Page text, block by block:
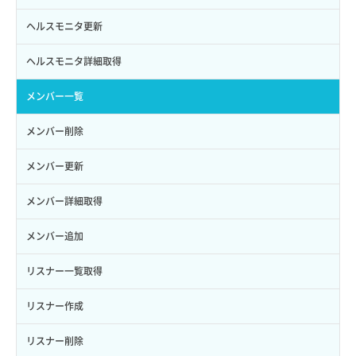
ロールからパーミッションを紐づけ解除
ロールにパーミッションを紐づけ
ロール一覧取得
ロール作成
ロール削除
ロール更新
ロール詳細取得
サーバーに紐づくアドレス取得
サーバーに紐づくアドレス取得（ネットワーク指定）
サーバーに紐づくセキュリティグループ取得
サーバープラン一覧取得
サーバープラン変更
サーバープラン詳細一覧取得
サーバープラン詳細取得
サーバーメタデータ取得
サーバーメタデータ更新（ネームタグ変更）
サーバー一覧取得
セキュリティグループ ルール詳細取得
セキュリティグループ一覧取得
セキュリティグループ作成
セキュリティグループ削除
セキュリティグループ更新
セキュリティグループ詳細取得
ネットワーク一覧取得
ネットワーク作成（ローカルネットワーク用）
ネットワーク削除（ローカルネットワーク用）
ネットワーク詳細取得
ヘルスモニタ更新
ヘルスモニタ詳細取得
メンバー一覧
メンバー削除
メンバー更新
メンバー詳細取得
メンバー追加
リスナー一覧取得
リスナー作成
リスナー削除